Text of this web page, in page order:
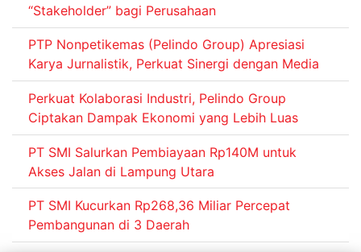
“Stakeholder” bagi Perusahaan
PTP Nonpetikemas (Pelindo Group) Apresiasi
Karya Jurnalistik, Perkuat Sinergi dengan Media
Perkuat Kolaborasi Industri, Pelindo Group
Ciptakan Dampak Ekonomi yang Lebih Luas
PT SMI Salurkan Pembiayaan Rp140M untuk
Akses Jalan di Lampung Utara
PT SMI Kucurkan Rp268,36 Miliar Percepat
Pembangunan di 3 Daerah